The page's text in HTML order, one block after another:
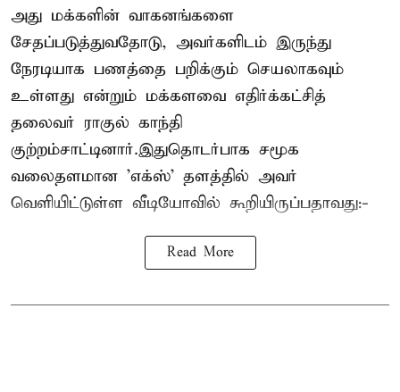
அது மக்களின் வாகனங்களை
சேதப்படுத்துவதோடு, அவர்களிடம் இருந்து
நேரடியாக பணத்தை பறிக்கும் செயலாகவும்
உள்ளது என்றும் மக்களவை எதிர்க்கட்சித்
தலைவர் ராகுல் காந்தி
குற்றம்சாட்டினார்.இதுதொடர்பாக சமூக
வலைதளமான 'எக்ஸ்' தளத்தில் அவர்
வெளியிட்டுள்ள வீடியோவில் கூறியிருப்பதாவது:-
Read More